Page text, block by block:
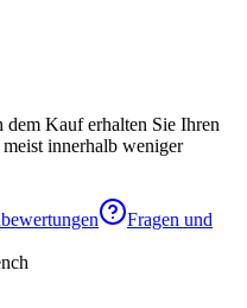
dem Kauf erhalten Sie Ihren
innerhalb weniger
Fragen und